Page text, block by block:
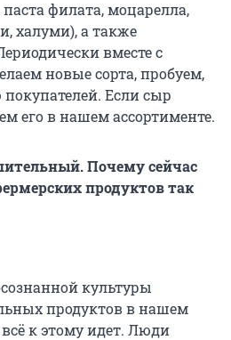
филата, моцарелла,
халуми), а также
вместе с
новые сорта, пробуем,
Если сыр
его в нашем ассортименте.
Почему сейчас
продуктов так
культуры
продуктов в нашем
к этому идет. Люди